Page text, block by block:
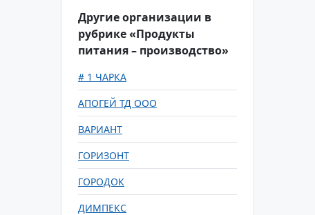
Другие организации в
рубрике «Продукты
питания – производство»
# 1 ЧАРКА
АПОГЕЙ ТД ООО
ВАРИАНТ
ГОРИЗОНТ
ГОРОДОК
ДИМПЕКС